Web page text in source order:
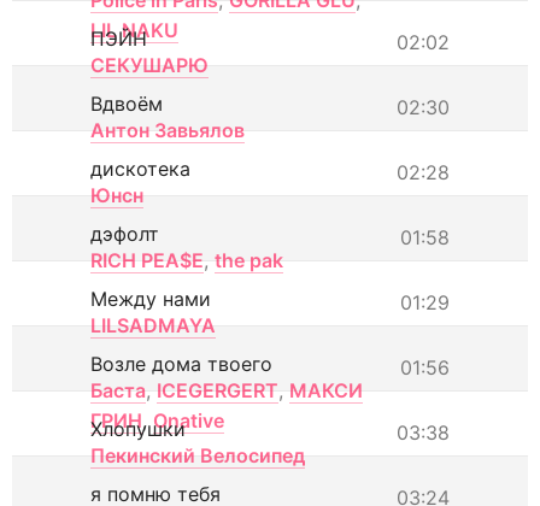
LIL NAKU
02:02
ПЭЙН
СЕКУШАРЮ
02:30
Вдвоём
Антон Завьялов
02:28
дискотека
Юнсн
01:58
дэфолт
RICH PEA$E, the pak
01:29
Между нами
LILSADMAYA
01:56
Возле дома твоего
Баста, ICEGERGERT, МАКСИ
ГРИН, Onative 03:38
Хлопушки
Пекинский Велосипед
03:24
я помню тебя